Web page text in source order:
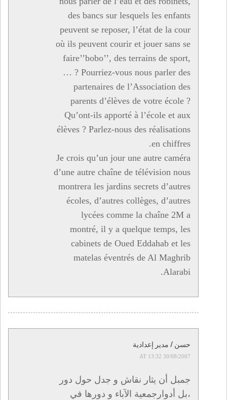
des bancs sur lesquels les enfants
peuvent se reposer, l’état de la cour
où ils peuvent courir et jouer sans se
faire’’bobo’’, des terrains de sport,
… ? Pourriez-vous nous parler des
partenaires de l’Association des
parents d’élèves de votre école ?
Qu’ont-ils apporté à l’école et aux
élèves ? Parlez-nous des réalisations
en chiffres.
Je crois qu’un jour une autre caméra
d’une autre chaîne de télévision nous
montrera les jardins secrets d’autres
écoles, d’autres collèges, d’autres
lycées comme la chaîne 2M a
montré, il y a quelque temps, les
cabinets de Oued Eddahab et les
matelas éventrés de Al Maghrib
Alarabi.
حسن / مدير إعدادية
30/08/2007 AT 13:32
جمبل أن يثار نقاش و جدل حول دور
،بل أدوارجمعية الآباء و دورها في